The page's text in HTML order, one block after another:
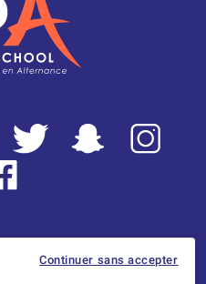
Tarifs CGI
Continuer sans accepter